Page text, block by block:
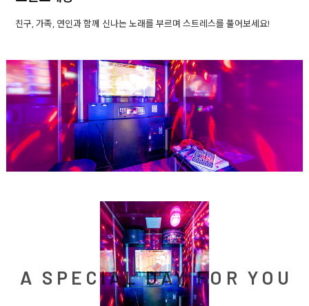
친구, 가족, 연인과 함께 신나는 노래를 부르며 스트레스를 풀어보세요!
A SPECIAL DAY FOR YOU